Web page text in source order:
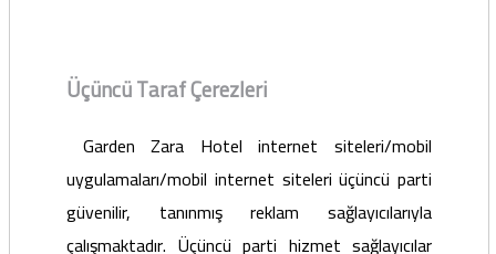
Üçüncü Taraf Çerezleri
Garden Zara Hotel internet siteleri/mobil
uygulamaları/mobil internet siteleri üçüncü parti
güvenilir, tanınmış reklam sağlayıcılarıyla
çalışmaktadır. Üçüncü parti hizmet sağlayıcılar